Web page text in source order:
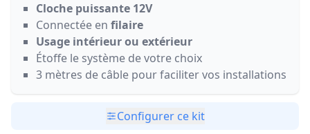
Cloche puissante 12V
Connectée en filaire
Usage intérieur ou extérieur
Étoffe le système de votre choix
3 mètres de câble pour faciliter vos installations
Configurer ce kit